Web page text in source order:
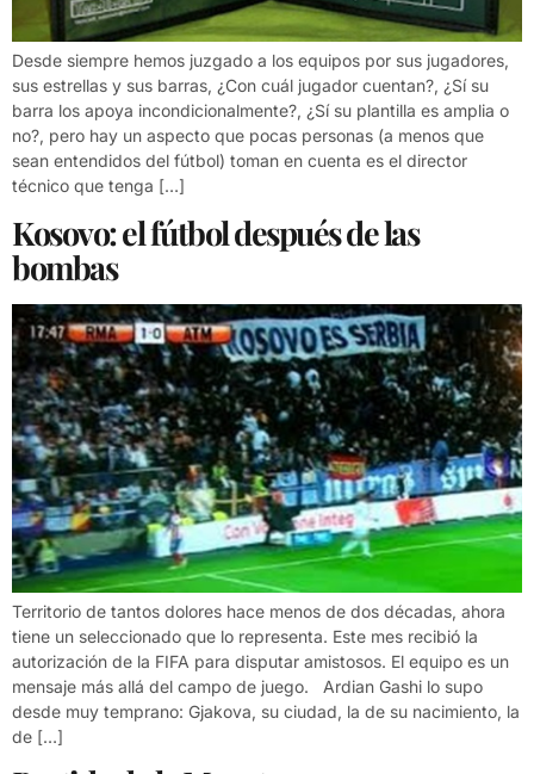
Desde siempre hemos juzgado a los equipos por sus jugadores,
sus estrellas y sus barras, ¿Con cuál jugador cuentan?, ¿Sí su
barra los apoya incondicionalmente?, ¿Sí su plantilla es amplia o
no?, pero hay un aspecto que pocas personas (a menos que
sean entendidos del fútbol) toman en cuenta es el director
técnico que tenga […]
Kosovo: el fútbol después de las
bombas
Territorio de tantos dolores hace menos de dos décadas, ahora
tiene un seleccionado que lo representa. Este mes recibió la
autorización de la FIFA para disputar amistosos. El equipo es un
mensaje más allá del campo de juego. Ardian Gashi lo supo
desde muy temprano: Gjakova, su ciudad, la de su nacimiento, la
de […]